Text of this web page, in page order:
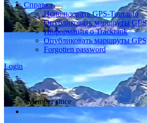
Справка
Использовать GPS-Tour.info
Опубликовать маршруты GPS
Информация о Trackrank
Опубликовать маршруты GPS
Forgotten password
Login
Member since